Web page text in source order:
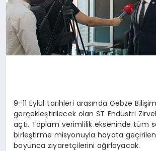
SIYASET
SPOR
9-11 Eylül tarihleri arasında Gebze
gerçekleştirilecek olan ST Endüstri
açtı. Toplam verimlilik ekseninde tüm
birleştirme misyonuyla hayata
boyunca ziyaretçilerini ağırlayacak.